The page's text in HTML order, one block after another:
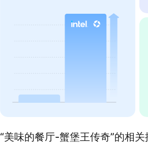
“美味的餐厅-蟹堡王传奇”的相